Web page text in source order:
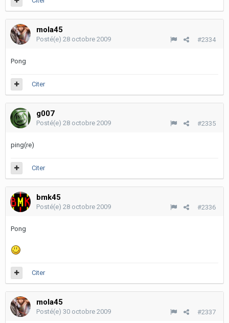
mola45
#2334
Posté(e) 28 octobre 2009
Pong
Citer
g007
#2335
Posté(e) 28 octobre 2009
ping(re)
Citer
bmk45
#2336
Posté(e) 28 octobre 2009
Pong
Citer
mola45
#2337
Posté(e) 30 octobre 2009